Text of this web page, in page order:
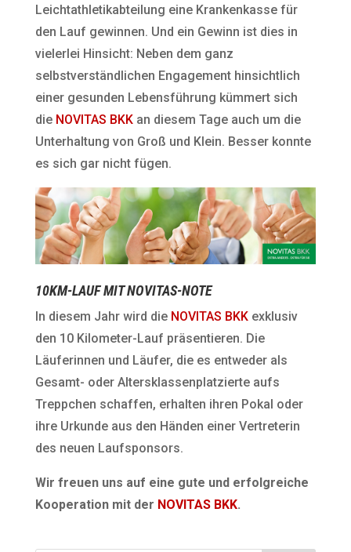
Leichtathletikabteilung eine Krankenkasse für
den Lauf gewinnen. Und ein Gewinn ist dies in
vielerlei Hinsicht: Neben dem ganz
selbstverständlichen Engagement hinsichtlich
einer gesunden Lebensführung kümmert sich
die NOVITAS BKKan diesem Tage auch um die
Unterhaltung von Groß und Klein. Besser konnte
es sich gar nicht fügen.
10KM-LAUF MIT NOVITAS-NOTE
In diesem Jahr wird die NOVITAS BKKexklusiv
den 10 Kilometer-Lauf präsentieren. Die
Läuferinnen und Läufer, die es entweder als
Gesamt- oder Altersklassenplatzierte aufs
Treppchen schaffen, erhalten ihren Pokal oder
ihre Urkunde aus den Händen einer Vertreterin
des neuen Laufsponsors.
Wir freuen uns auf eine gute und erfolgreiche
Kooperation mit der NOVITAS BKK.